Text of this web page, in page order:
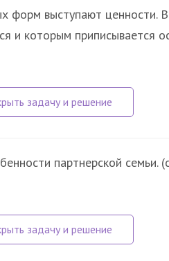
форм выступают ценности.
и которым приписывается
партнерской семьи.